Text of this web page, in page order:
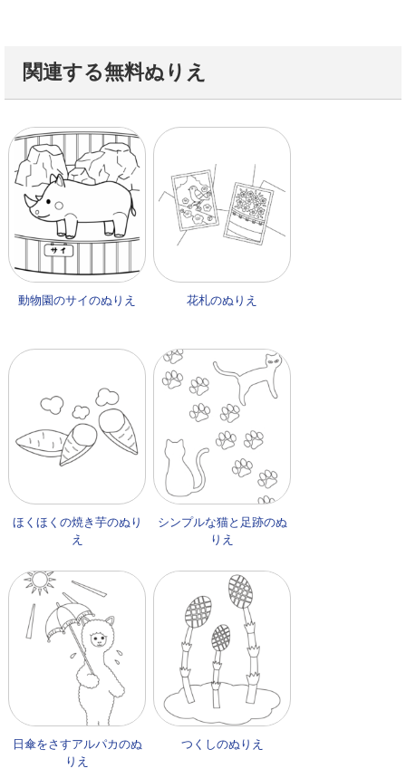
関連する無料ぬりえ
動物園のサイのぬりえ 花札のぬりえ
ほくほくの焼き芋のぬり
え
シンプルな猫と足跡のぬ
りえ
日傘をさすアルパカのぬ
りえ
つくしのぬりえ